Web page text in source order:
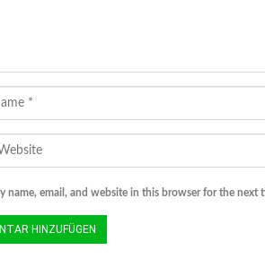
name, email, and website in this browser for the next